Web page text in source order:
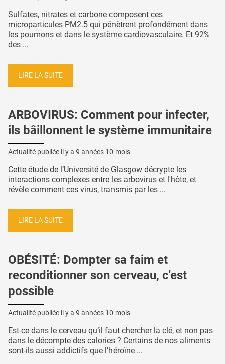
Sulfates, nitrates et carbone composent ces
microparticules PM2.5 qui pénètrent profondément dans
les poumons et dans le système cardiovasculaire. Et 92%
des ...
LIRE LA SUITE
ARBOVIRUS: Comment pour infecter,
ils bâillonnent le système immunitaire
Actualité publiée il y a 9 années 10 mois
Cette étude de l’Université de Glasgow décrypte les
interactions complexes entre les arbovirus et l'hôte, et
révèle comment ces virus, transmis par les ...
LIRE LA SUITE
OBÉSITÉ: Dompter sa faim et
reconditionner son cerveau, c'est
possible
Actualité publiée il y a 9 années 10 mois
Est-ce dans le cerveau qu’il faut chercher la clé, et non pas
dans le décompte des calories ? Certains de nos aliments
sont-ils aussi addictifs que l’héroïne ...